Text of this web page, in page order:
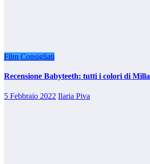
Film Consigliati
Recensione Babyteeth: tutti i colori di Milla
5 Febbraio 2022 Ilaria Piva